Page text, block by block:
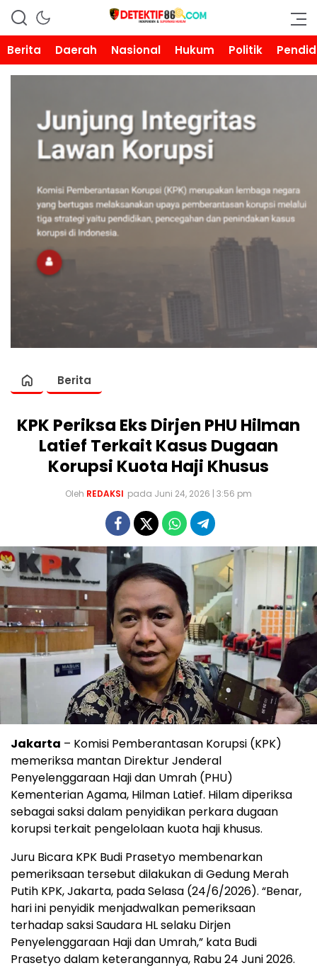
DETEKTIF86.COM
Berita
Daerah Nasional Hukum Politik
Berita
KPK Periksa Eks Dirjen PHU Hilman
Latief Terkait Kasus Dugaan
Korupsi Kuota Haji Khusus
Oleh REDAKSI pada Juni 24, 2026 | 3:56 pm
Jakarta – Komisi Pemberantasan Korupsi (KPK)
memeriksa mantan Direktur Jenderal
Penyelenggaraan Haji dan Umrah (PHU)
Kementerian Agama, Hilman Latief. Hilam diperiksa
sebagai saksi dalam penyidikan perkara dugaan
korupsi terkait pengelolaan kuota haji khusus.
Juru Bicara KPK Budi Prasetyo membenarkan
pemeriksaan tersebut dilakukan di Gedung Merah
Putih KPK, Jakarta, pada Selasa (24/6/2026). “Benar,
hari ini penyidik menjadwalkan pemeriksaan
terhadap saksi Saudara HL selaku Dirjen
Penyelenggaraan Haji dan Umrah,” kata Budi
Prasetyo dalam keterangannya, Rabu 24 Juni 2026.